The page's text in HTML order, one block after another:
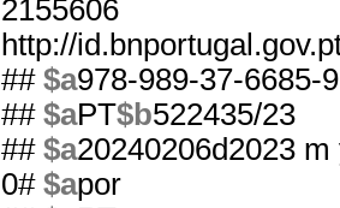
2155606
http://
## $a978-989-37-6685-9
## $aPT$b522435/23
## $a20240206d2023
0# $apor